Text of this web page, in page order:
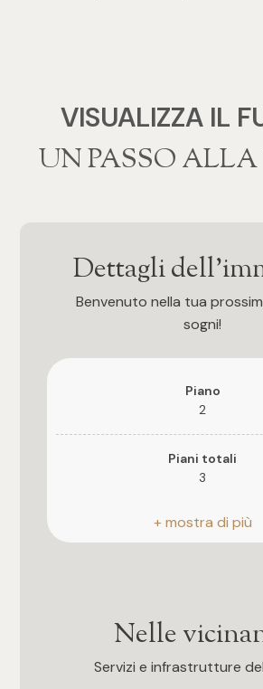
VISUALIZZA IL
‍‍UN PASSO
Dettagli
Benvenuto nella tua
sogni!
Piano
2
Piani totali
3
Riscaldamento
Autonomo
Anno di
Nelle
Servizi e infrastrutture
Qualsiasi
1
Qualsiasi